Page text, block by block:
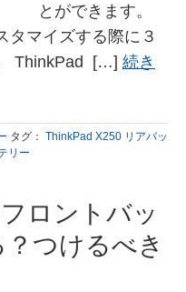
とができます。
タマイズする際に３
ThinkPad […] 続き
タグ： ThinkPad X250 リアバッ
リー
ロントバッ
つけるべき